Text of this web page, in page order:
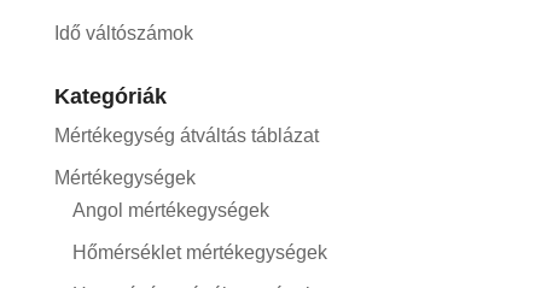
Idő váltószámok
Kategóriák
Mértékegység átváltás táblázat
Mértékegységek
Angol mértékegységek
Hőmérséklet mértékegységek